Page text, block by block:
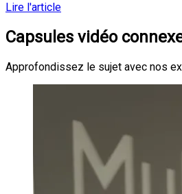
Lire l'article
Capsules vidéo
Approfondissez le sujet avec nos